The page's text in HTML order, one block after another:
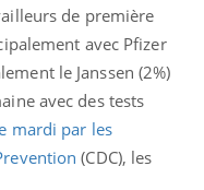
de première
avec Pfizer
le Janssen (2%)
avec des tests
mardi par les
(CDC), les